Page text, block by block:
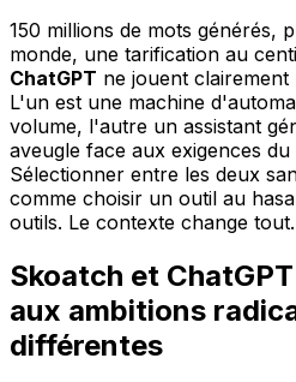
150 millions de mots générés,
monde, une tarification au
ChatGPT ne jouent clairement
L'un est une machine
volume, l'autre un assistant
aveugle face aux exigences
Sélectionner entre les deux
comme choisir un outil au
outils. Le contexte change tout.
Skoatch et
aux ambitions
différentes